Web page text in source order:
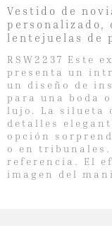
Vestido de
personalizado,
lentejuelas de
RSW2237 Este
presenta un
un diseño de
para una boda
lujo. La silueta
detalles
opción
o en tribunales.
referencia. El
imagen del